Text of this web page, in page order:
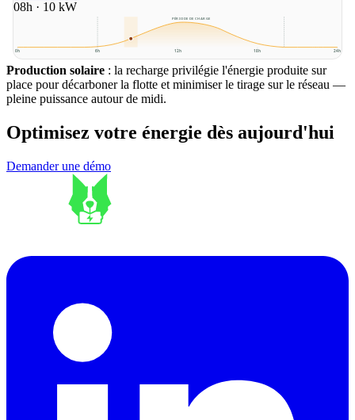
09h · 19 kW
0h 6h 12h 18h 24h
PÉRIODE DE CHARGE
Consommation bâtiment — 24 h Profil bureau typique · ~50
personnes↗
12h 18h
Flux batterie — 24 h BESS tertiaire · ~50 kWh utiles↗
0h 18h
PÉRIODE DE CHARGE
Production solaire : la recharge privilégie l'énergie produite sur
place pour décarboner la flotte et minimiser le tirage sur le réseau —
pleine puissance autour de midi.
Optimisez votre énergie dès aujourd'hui
Demander une démo